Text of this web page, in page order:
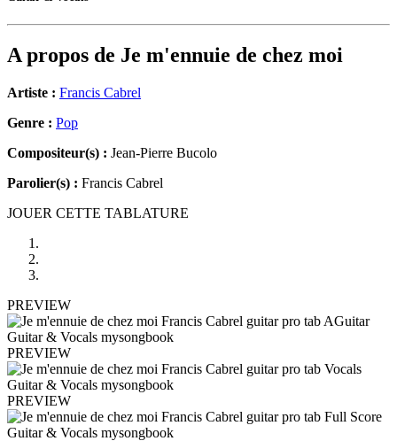
A propos de Je m'ennuie de chez moi
Artiste : Francis Cabrel
Genre : Pop
Compositeur(s) : Jean-Pierre Bucolo
Parolier(s) : Francis Cabrel
JOUER CETTE TABLATURE
PREVIEW
PREVIEW
PREVIEW